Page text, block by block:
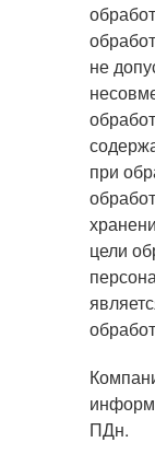
не
при
цели
ПДн.